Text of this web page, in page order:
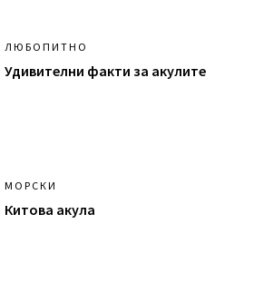
ЛЮБОПИТНО
Удивителни факти за акулите
МОРСКИ
Китова акула